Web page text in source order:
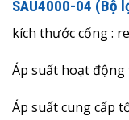
SAU4000-04 (Bộ
kích thước cổng :
Áp suất hoạt động
Áp suất cung cấp